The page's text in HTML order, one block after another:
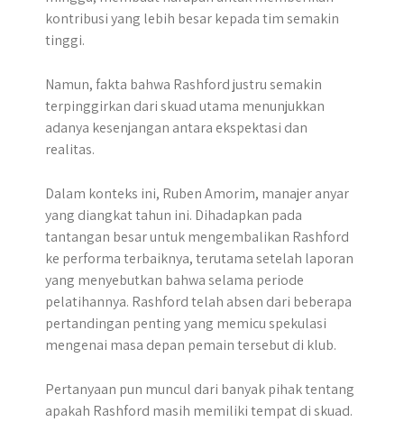
kontribusi yang lebih besar kepada tim semakin
tinggi.
Namun, fakta bahwa Rashford justru semakin
terpinggirkan dari skuad utama menunjukkan
adanya kesenjangan antara ekspektasi dan
realitas.​
Dalam konteks ini, Ruben Amorim, manajer anyar
yang diangkat tahun ini. Dihadapkan pada
tantangan besar untuk mengembalikan Rashford
ke performa terbaiknya, terutama setelah laporan
yang menyebutkan bahwa selama periode
pelatihannya. Rashford telah absen dari beberapa
pertandingan penting yang memicu spekulasi
mengenai masa depan pemain tersebut di klub.
Pertanyaan pun muncul dari banyak pihak tentang
apakah Rashford masih memiliki tempat di skuad.